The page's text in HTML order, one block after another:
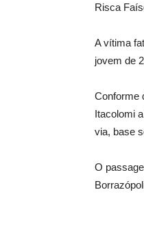
Risca
A vítima
jovem de
Conforme
Itacolomi
via, base
O